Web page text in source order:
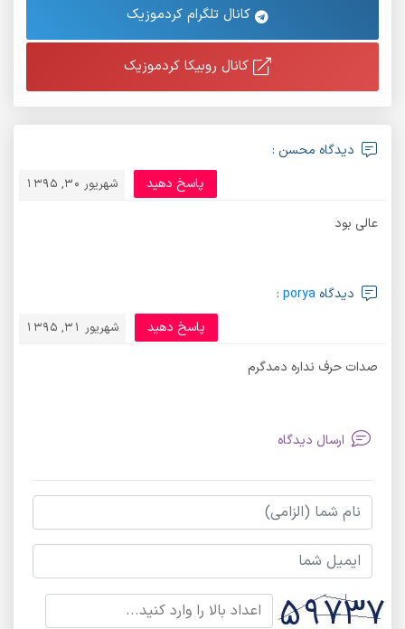
کانال تلگرام کردموزیک
کانال روبیکا کردموزیک
دیدگاه محسن :
شهریور 30, 1395 پاسخ دهید
عالی بود
دیدگاه porya
:
شهریور 31, 1395 پاسخ دهید
صدات حرف نداره دمدگرم
ارسال دیدگاه